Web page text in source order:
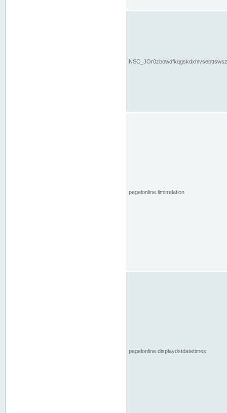
pegelonline.limitrelation
pegelonline.displaydstdatetimes